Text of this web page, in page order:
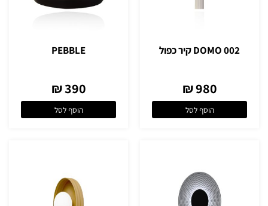
DOMO 002 קיר כפול
980 ₪
הוסף לסל
PEBBLE
390 ₪
הוסף לסל